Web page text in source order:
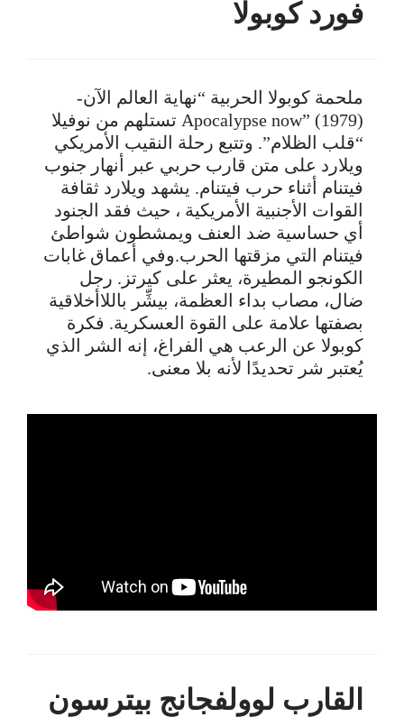
فورد كوبولا
ملحمة كوبولا الحربية “نهاية العالم الآن-
Apocalypse now” (1979) تستلهم من نوفيلا
“قلب الظلام”. وتتبع رحلة النقيب الأمريكي
ويلارد على متن قارب حربي عبر أنهار جنوب
فيتنام أثناء حرب فيتنام. يشهد ويلارد ثقافة
القوات الأجنبية الأمريكية ، حيث فقد الجنود
أي حساسية ضد العنف ويمشطون شواطئ
فيتنام التي مزقتها الحرب.وفي أعماق غابات
الكونجو المطيرة، يعثر على كيرتز. رجل
ضال، مصاب بداء العظمة، بيشِّر باللاأخلاقية
بصفتها علامة على القوة العسكرية. فكرة
كوبولا عن الرعب هي الفراغ، إنه الشر الذي
يُعتبر شر تحديدًا لأنه بلا معنى.
القارب لوولفجانج بيترسون